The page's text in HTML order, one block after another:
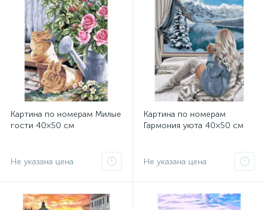
Картина по номерам Милые
гости 40×50 см
Не указана цена
Картина по номерам
Гармония уюта 40×50 см
Не указана цена